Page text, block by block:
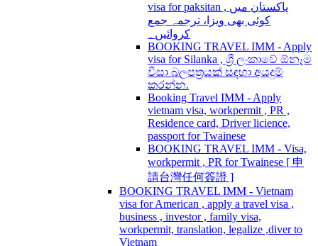
visa for paksitan , پاکستان میں
کوئی بھی ویزا، ترجمہ جمع
کروائیں۔
BOOKING TRAVEL IMM - Apply
visa for Silanka , ශ්‍රී ලංකාවේ ඕනෑම
වීසා බලපත්‍රයක් සඳහා අයදුම්
කරන්න.
Booking Travel IMM - Apply
vietnam visa, workpermit , PR ,
Residence card, Driver licience,
passport for Twainese
BOOKING TRAVEL IMM - Visa,
workpermit , PR for Twainese [ 申
請台灣任何簽證 ]
BOOKING TRAVEL IMM - Vietnam
visa for American , apply a travel visa ,
business , investor , family visa,
workpermit, translation, legalize ,diver to
Vietnam